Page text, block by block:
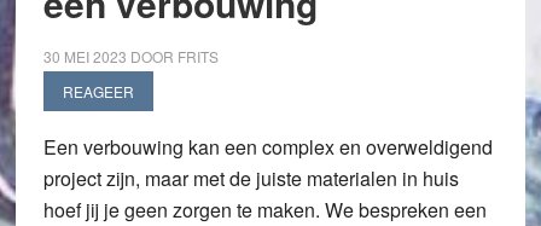
30 MEI 2023 DOOR FRITS
REAGEER
Een verbouwing kan een complex en overweldigend
project zijn, maar met de juiste materialen in huis
hoef jij je geen zorgen te maken. We bespreken een